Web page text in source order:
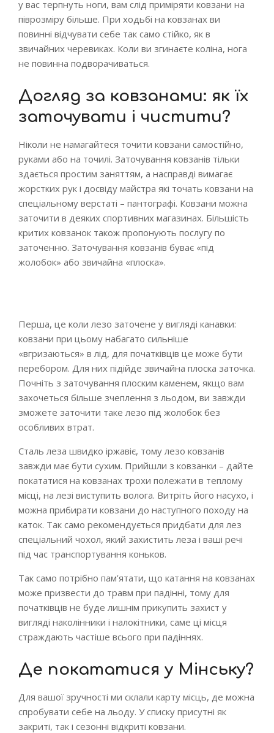
у вас терпнуть ноги, вам слід приміряти ковзани на
піврозміру більше. При ходьбі на ковзанах ви
повинні відчувати себе так само стійко, як в
звичайних черевиках. Коли ви згинаєте коліна, нога
не повинна подворачиваться.
Догляд за ковзанами: як їх
заточувати і чистити?
Ніколи не намагайтеся точити ковзани самостійно,
руками або на точилі. Заточування ковзанів тільки
здається простим заняттям, а насправді вимагає
жорстких рук і досвіду майстра які точать ковзани на
спеціальному верстаті – пантографі. Ковзани можна
заточити в деяких спортивних магазинах. Більшість
критих ковзанок також пропонують послугу по
заточенню. Заточування ковзанів буває «під
жолобок» або звичайна «плоска».
Перша, це коли лезо заточене у вигляді канавки:
ковзани при цьому набагато сильніше
«вгризаються» в лід, для початківців це може бути
перебором. Для них підійде звичайна плоска заточка.
Почніть з заточування плоским каменем, якщо вам
захочеться більше зчеплення з льодом, ви завжди
зможете заточити таке лезо під жолобок без
особливих втрат.
Сталь леза швидко іржавіє, тому лезо ковзанів
завжди має бути сухим. Прийшли з ковзанки – дайте
покататися на ковзанах трохи полежати в теплому
місці, на лезі виступить волога. Витріть його насухо, і
можна прибирати ковзани до наступного походу на
каток. Так само рекомендується придбати для лез
спеціальний чохол, який захистить леза і ваші речі
під час транспортування коньков.
Так само потрібно пам’ятати, що катання на ковзанах
може призвести до травм при падінні, тому для
початківців не буде лишнім прикупить захист у
вигляді наколінники і налокітники, саме ці місця
страждають частіше всього при падіннях.
Де покататися у Мінську?
Для вашої зручності ми склали карту місць, де можна
спробувати себе на льоду. У списку присутні як
закриті, так і сезонні відкриті ковзани.